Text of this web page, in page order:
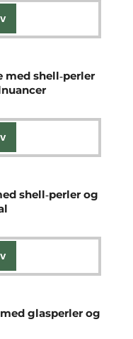
shell‑perler
shell‑perler og
glasperler og